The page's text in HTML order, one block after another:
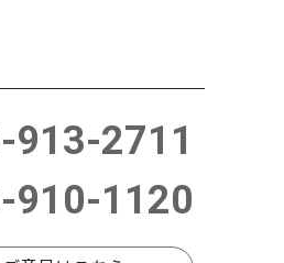
913-2711
910-1120